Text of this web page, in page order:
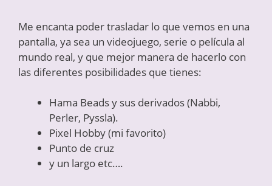
Me encanta poder trasladar lo que vemos en una
pantalla, ya sea un videojuego, serie o película al
mundo real, y que mejor manera de hacerlo con
las diferentes posibilidades que tienes:
Hama Beads y sus derivados (Nabbi,
Perler, Pyssla).
Pixel Hobby (mi favorito)
Punto de cruz
y un largo etc….